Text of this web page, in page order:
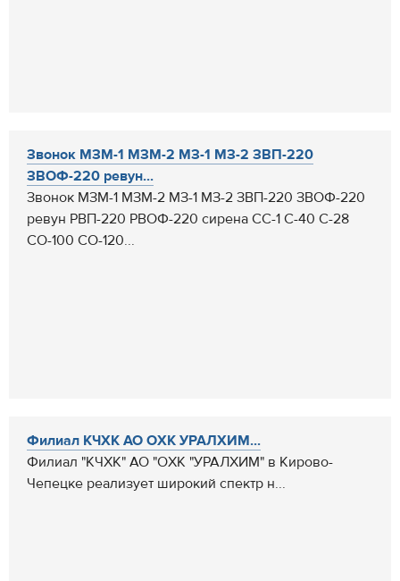
Звонок МЗМ-1 МЗМ-2 МЗ-1 МЗ-2 ЗВП-220
ЗВОФ-220 ревун...
Звонок МЗМ-1 МЗМ-2 МЗ-1 МЗ-2 ЗВП-220 ЗВОФ-220
ревун РВП-220 РВОФ-220 сирена СС-1 С-40 С-28
СО-100 СО-120...
Филиал КЧХК АО ОХК УРАЛХИМ...
Филиал "КЧХК" АО "ОХК "УРАЛХИМ" в Кирово-
Чепецке реализует широкий спектр н...